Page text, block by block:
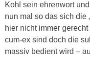
Kohl sein ehrenwort
nun mal so das sich die
hier nicht immer
cum-ex sind doch die
massiv bedient wird –